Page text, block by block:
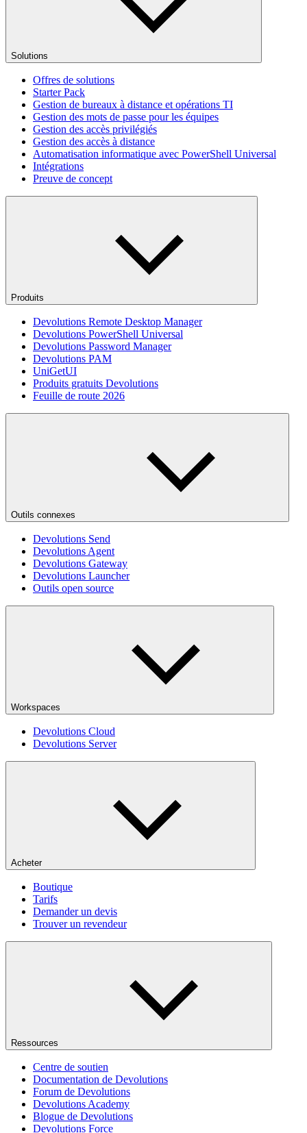
Solutions
Offres de solutions
Starter Pack
Gestion de bureaux à distance et opérations TI
Gestion des mots de passe pour les équipes
Gestion des accès privilégiés
Gestion des accès à distance
Automatisation informatique avec PowerShell Universal
Intégrations
Preuve de concept
Produits
Devolutions Remote Desktop Manager
Devolutions PowerShell Universal
Devolutions Password Manager
Devolutions PAM
UniGetUI
Produits gratuits Devolutions
Feuille de route 2026
Outils connexes
Devolutions Send
Devolutions Agent
Devolutions Gateway
Devolutions Launcher
Outils open source
Workspaces
Devolutions Cloud
Devolutions Server
Acheter
Boutique
Tarifs
Demander un devis
Trouver un revendeur
Ressources
Centre de soutien
Documentation de Devolutions
Forum de Devolutions
Devolutions Academy
Blogue de Devolutions
Devolutions Force